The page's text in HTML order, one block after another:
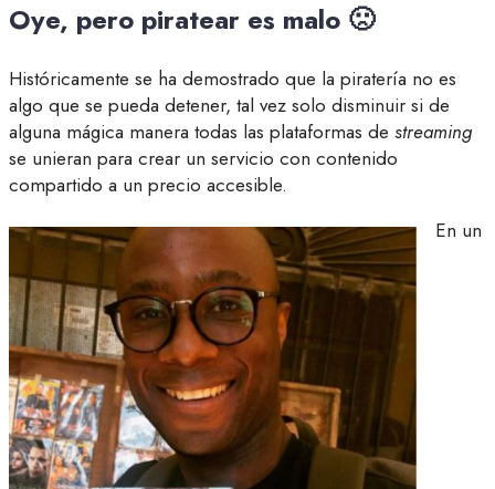
Oye, pero piratear es malo 🙁
Históricamente se ha demostrado que la piratería no es
algo que se pueda detener, tal vez solo disminuir si de
alguna mágica manera todas las plataformas de streaming
se unieran para crear un servicio con contenido
compartido a un precio accesible.
En un